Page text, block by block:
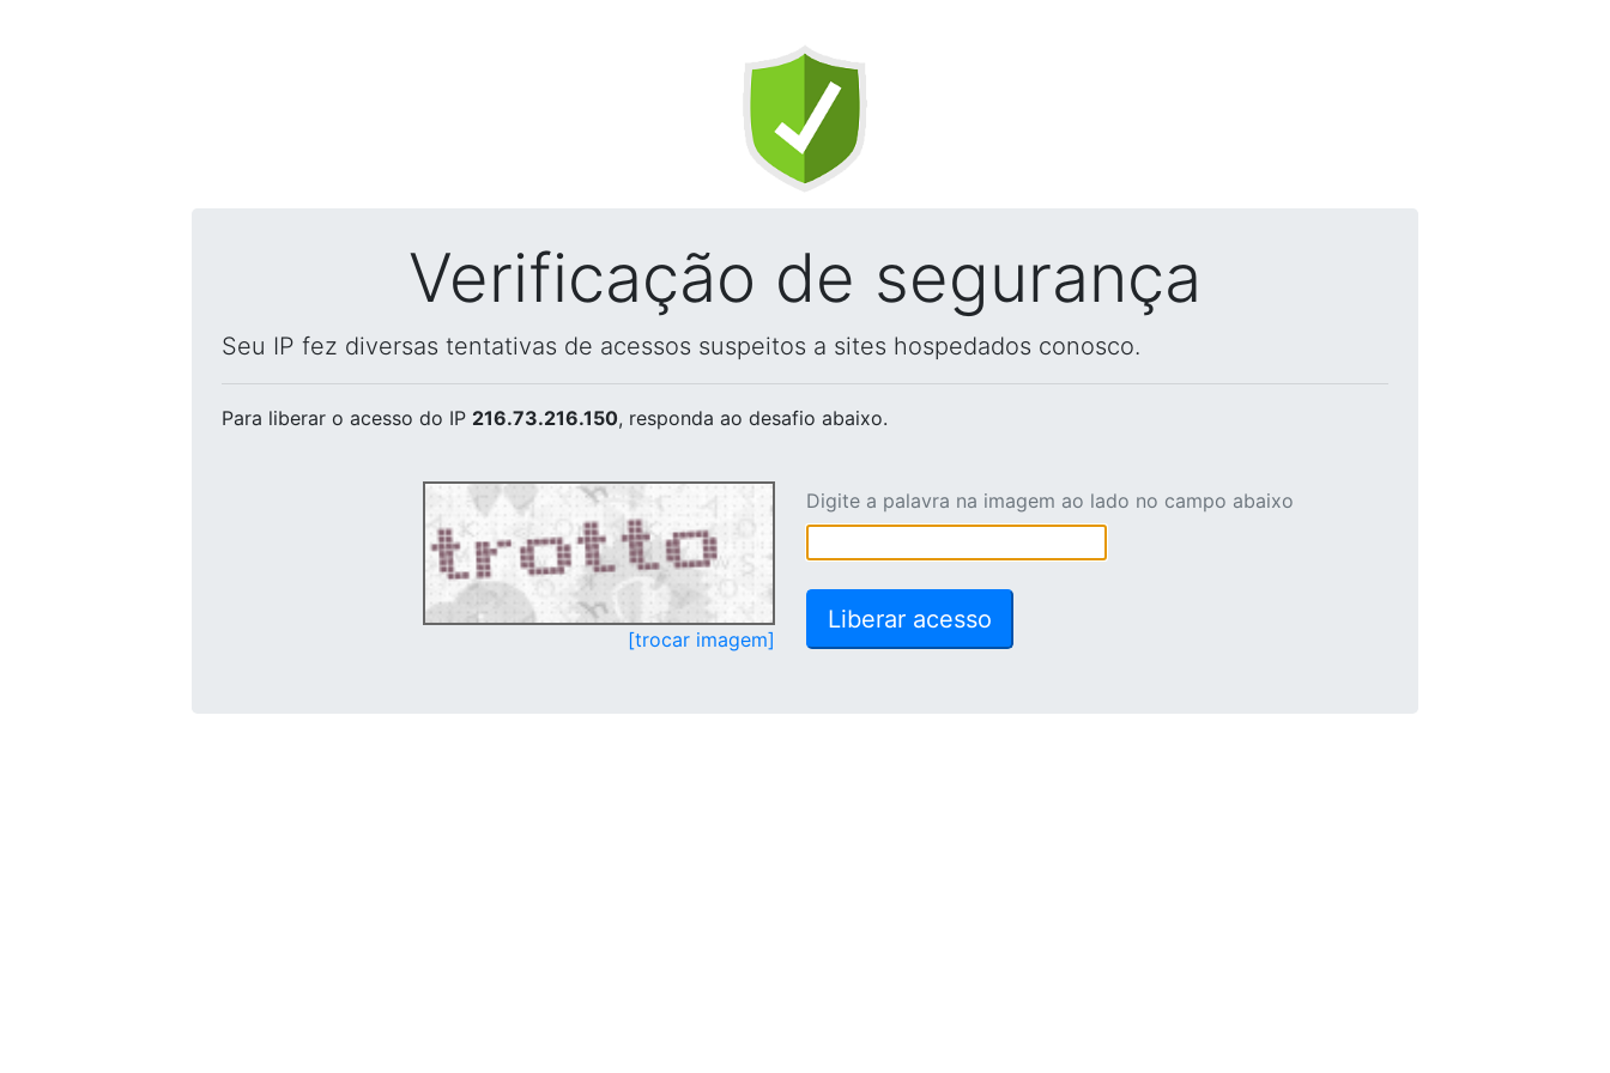
Verificação de segurança
Seu IP fez diversas tentativas de acessos suspeitos a sites hospedados conosco.
Para liberar o acesso do IP 216.73.216.150, responda ao desafio abaixo.
[trocar imagem]
Digite a palavra na imagem ao lado no campo abaixo